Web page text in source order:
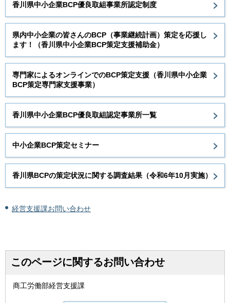
香川県中小企業BCP優良取組事業所認定制度
県内中小企業の皆さんのBCP（事業継続計画）策定を応援し
ます！（香川県中小企業BCP策定支援補助金）
専門家によるオンラインでのBCP策定支援（香川県中小企業
BCP策定専門家支援事業）
香川県中小企業BCP優良取組認定事業所一覧
中小企業BCP策定セミナー
香川県BCPの策定状況に関する調査結果（令和6年10月実施）
経営支援課お問い合わせ
このページに関するお問い合わせ
商工労働部経営支援課